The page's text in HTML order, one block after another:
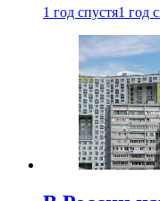
1 год спустя1 год